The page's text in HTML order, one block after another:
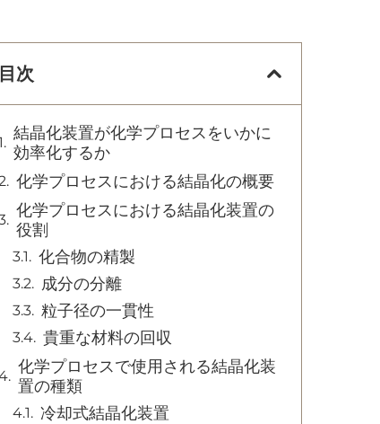
目次
結晶化装置が化学プロセスをいかに
効率化するか
化学プロセスにおける結晶化の概要
化学プロセスにおける結晶化装置の
役割
化合物の精製
成分の分離
粒子径の一貫性
貴重な材料の回収
化学プロセスで使用される結晶化装
置の種類
冷却式結晶化装置